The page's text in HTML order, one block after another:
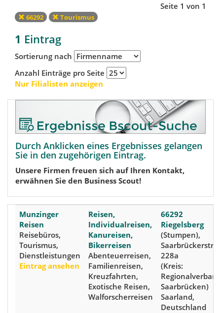
Seite 1 von 1
66292 Tourismus
1 Eintrag
Sortierung nach
Anzahl Einträge pro Seite
Nur Filialisten anzeigen
Durch Anklicken eines Ergebnisses gelangen
Sie in den zugehörigen Eintrag.
Unsere Firmen freuen sich auf Ihren Kontakt,
erwähnen Sie den Business Scout!
Munzinger
Reisen
Reisebüros,
Tourismus,
Dienstleistungen
Eintrag ansehen
Reisen,
Individualreisen,
Kanureisen,
Bikerreisen
Abenteuerreisen,
Familienreisen,
Kreuzfahrten,
Exotische Reisen,
Walforscherreisen
66292
Riegelsberg
(Stumpen),
228a
(Kreis:
Regionalverband
Saarbrücken)
Saarland,
Deutschland